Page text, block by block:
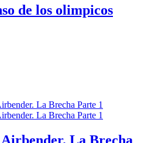
de los olimpicos